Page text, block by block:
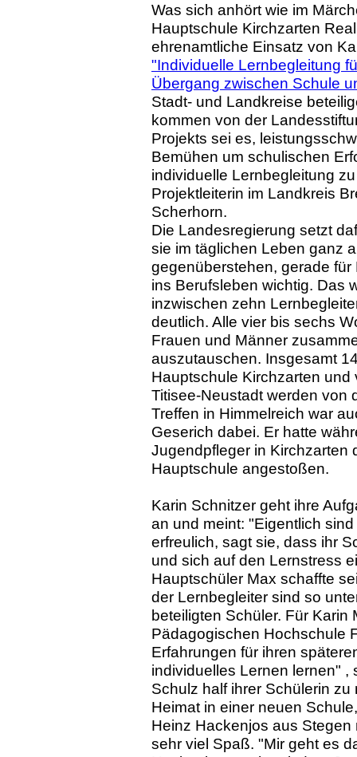
Was sich anhört wie im
Hauptschule Kirchzarten
ehrenamtliche Einsatz von
"Individuelle Lernbegleitung
Übergang zwischen Schule
Stadt- und Landkreise
kommen von der
Projekts sei es,
Bemühen um schulischen
individuelle Lernbegleitung
Projektleiterin im Landkreis
Scherhorn.
Die Landesregierung setzt
sie im täglichen Leben ganz
gegenüberstehen, gerade
ins Berufsleben wichtig. Das
inzwischen zehn
deutlich. Alle vier bis sechs
Frauen und Männer
auszutauschen. Insgesamt
Hauptschule Kirchzarten
Titisee-Neustadt werden von
Treffen in Himmelreich war
Geserich dabei. Er hatte
Jugendpfleger in Kirchzarten
Hauptschule angestoßen.
Karin Schnitzer geht ihre
an und meint: "Eigentlich
erfreulich, sagt sie, dass ihr
und sich auf den Lernstress
Hauptschüler Max schaffte
der Lernbegleiter sind so
beteiligten Schüler. Für Karin
Pädagogischen Hochschule
Erfahrungen für ihren
individuelles Lernen lernen" ,
Schulz half ihrer Schülerin
Heimat in einer neuen
Heinz Hackenjos aus
sehr viel Spaß. "Mir geht es